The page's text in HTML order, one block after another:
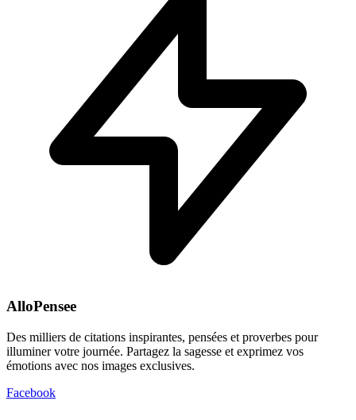
AlloPensee
Des milliers de citations inspirantes, pensées et proverbes pour
illuminer votre journée. Partagez la sagesse et exprimez vos
émotions avec nos images exclusives.
Facebook